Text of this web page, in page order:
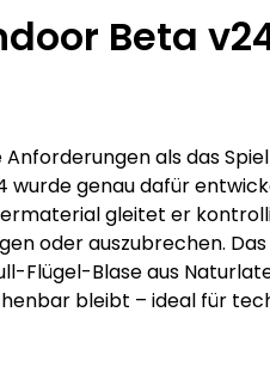
Beta
als das
wurde genau dafür
gleitet er
oder auszubrechen.
Flügel-Blase aus
bleibt – ideal für